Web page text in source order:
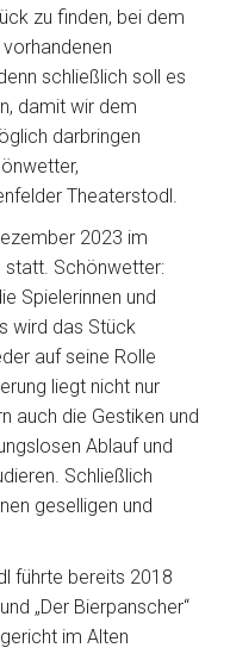
zu finden, bei dem
schließlich soll es
damit wir dem
darbringen
Theaterstodl.
2023 im
statt. Schönwetter:
Spielerinnen und
wird das Stück
auf seine Rolle
liegt nicht nur
auch die Gestiken und
Ablauf und
Schließlich
geselligen und
führte bereits 2018
„Der Bierpanscher“
im Alten